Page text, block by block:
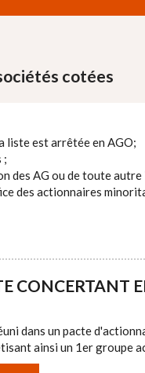
cotées
liste est arrêtée en AGO;
;
des AG ou de toute
des actionnaires
CONCERTANT
dans un pacte
ainsi un 1er groupe